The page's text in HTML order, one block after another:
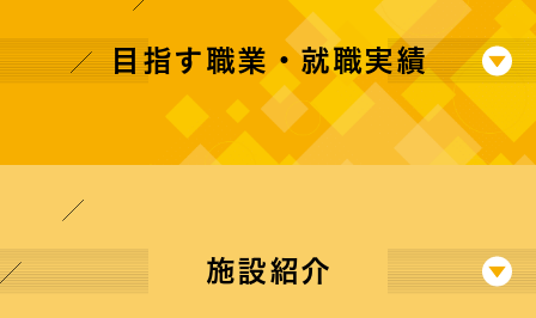
目指す職業・就職実績
施設紹介